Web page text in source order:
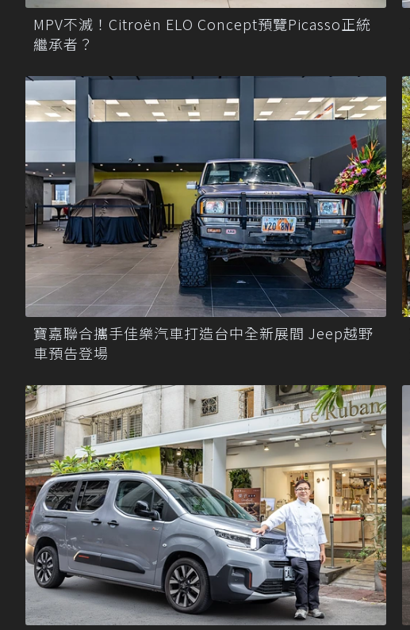
MPV不滅！Citroën ELO Concept預覽Picasso正統
繼承者？
寶嘉聯合攜手佳樂汽車打造台中全新展間 Jeep越野
車預告登場